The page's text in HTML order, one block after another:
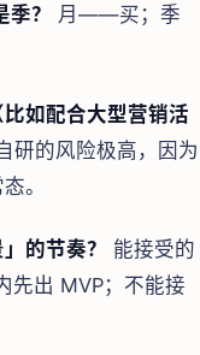
？
月——买；季
如配合大型营销活
研的风险极高，因为
。
的节奏？
能接受的
先出 MVP；不能接